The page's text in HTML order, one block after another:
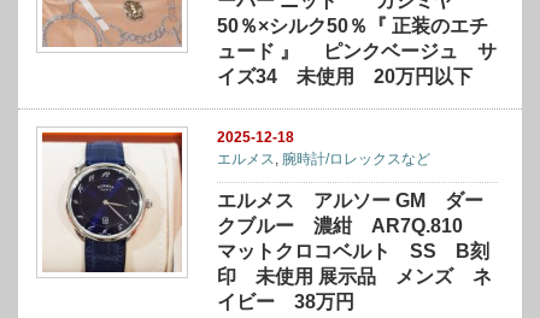
50％×シルク50％『 正装のエチ
ュード 』 ピンクベージュ サ
イズ34 未使用 20万円以下
2025-12-18
エルメス, 腕時計/ロレックスなど
エルメス アルソー GM ダー
クブルー 濃紺 AR7Q.810
マットクロコベルト SS B刻
印 未使用 展示品 メンズ ネ
イビー 38万円